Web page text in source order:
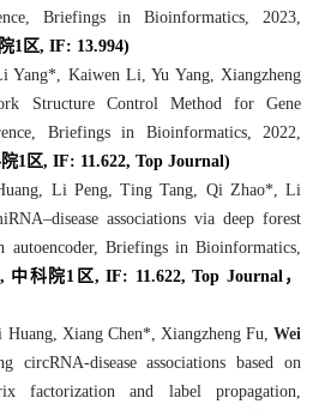
Briefings in Bioinformatics, 2023,
1区, IF: 13.994)
Yang*, Kaiwen Li, Yu Yang, Xiangzheng
Structure Control Method for Gene
Briefings in Bioinformatics, 2022,
1区, IF: 11.622, Top Journal)
Li Peng, Ting Tang, Qi Zhao*, Li
associations via deep forest
autoencoder, Briefings in Bioinformatics,
中科院1区, IF: 11.622, Top Journal，
Huang, Xiang Chen*, Xiangzheng Fu,Wei
circRNA-disease associations based on
factorization and label propagation,